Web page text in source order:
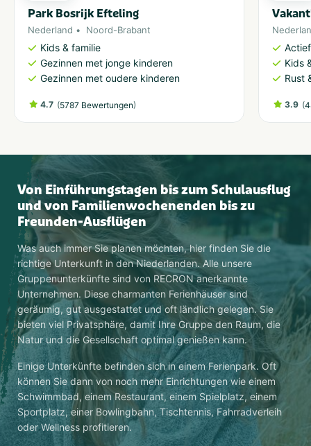
Park Bosrijk Efteling
Nederland Noord-Brabant
Kids & familie
Gezinnen met jonge kinderen
Gezinnen met oudere kinderen
4.7 (5787 Bewertungen)
Kids
Rust
3.9 (
Von Einführungstagen bis zum Schulausflug
und von Familienwochenenden bis zu
Freunden-Ausflügen
Was auch immer Sie planen möchten, hier finden Sie die
richtige Unterkunft in den Niederlanden. Alle unsere
Gruppenunterkünfte sind von RECRON anerkannte
Unternehmen. Diese charmanten Ferienhäuser sind
geräumig, gut ausgestattet und oft ländlich gelegen. Sie
bieten viel Privatsphäre, damit Ihre Gruppe den Raum, die
Natur und die Gesellschaft optimal genießen kann.
Einige Unterkünfte befinden sich in einem Ferienpark. Oft
können Sie dann von noch mehr Einrichtungen wie einem
Schwimmbad, einem Restaurant, einem Spielplatz, einem
Sportplatz, einer Bowlingbahn, Tischtennis, Fahrradverleih
oder Wellness profitieren.